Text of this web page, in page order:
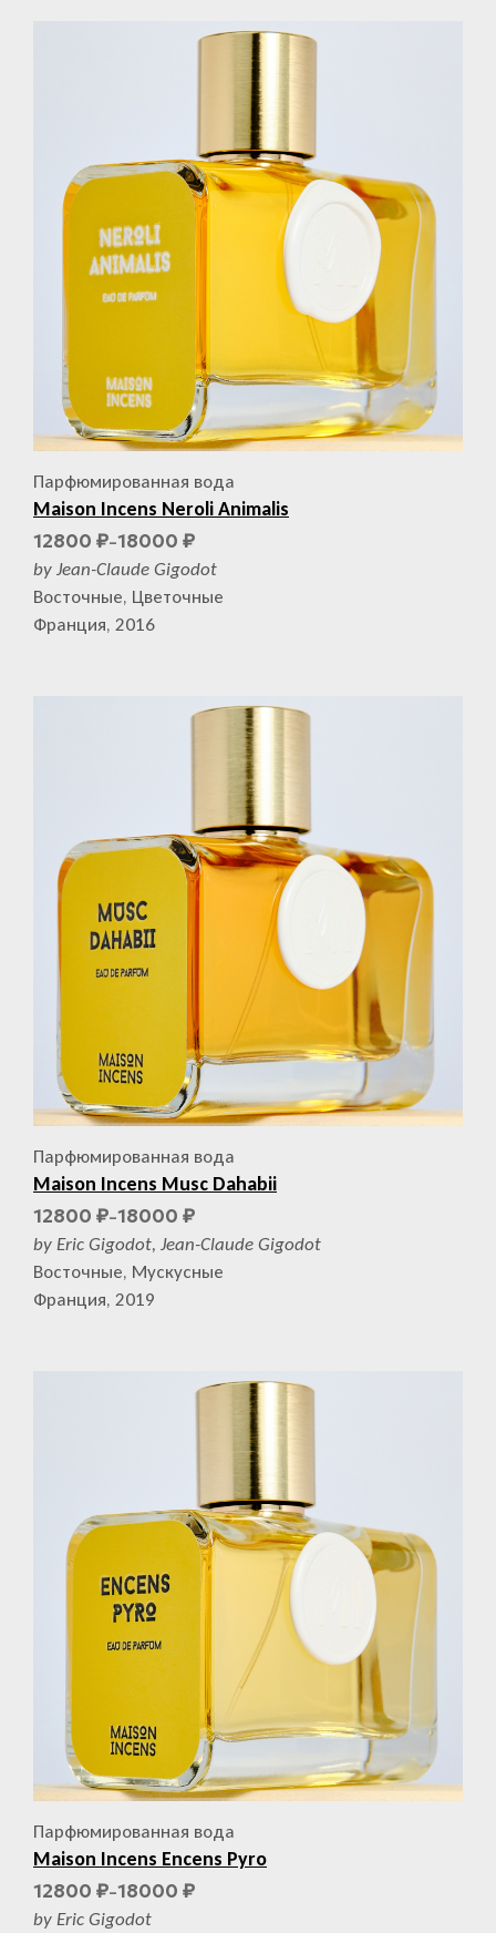
Парфюмированная вода
Maison Incens Neroli Animalis
12800 ₽–18000 ₽
by Jean-Claude Gigodot
Восточные, Цветочные
Франция, 2016
Парфюмированная вода
Maison Incens Musc Dahabii
12800 ₽–18000 ₽
by Eric Gigodot, Jean-Claude Gigodot
Восточные, Мускусные
Франция, 2019
Парфюмированная вода
Maison Incens Encens Pyro
12800 ₽–18000 ₽
by Eric Gigodot